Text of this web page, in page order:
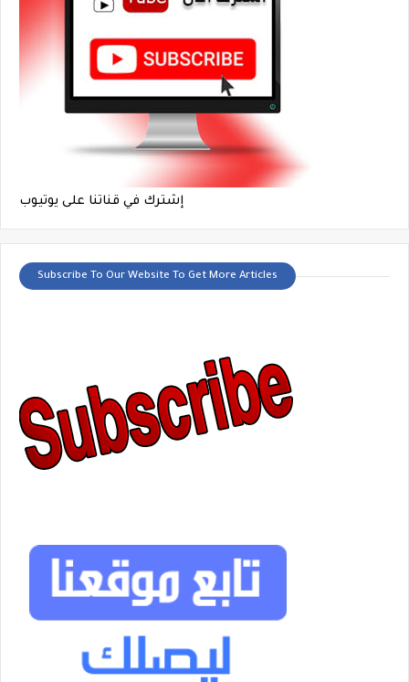
إشترك في قناتنا على يوتيوب
Subscribe To Our Website To Get More Articles